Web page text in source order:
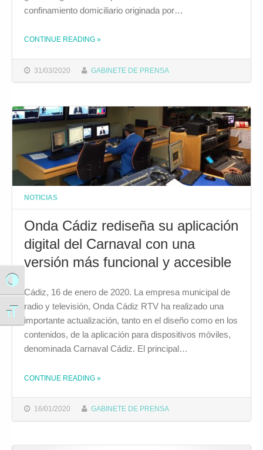
Alternar alto contraste
Alternar tamaño de letra
31/03/2020 GABINETE DE PRENSA
confinamiento domiciliario originada por…
CONTINUE READING THE "EL AYUNTAMIENTO LANZA UNA CAMPAÑA INFORMATIVA PARA RECORDAR QUE SIGUE ACTIVA LA ATENCIÓN A LA VIOLENCIA DE GÉNERO"
»
NOTICIAS
Onda Cádiz rediseña su aplicación
digital del Carnaval con una
versión más funcional y accesible
16/01/2020 GABINETE DE PRENSA
Cádiz, 16 de enero de 2020. La empresa municipal de
radio y televisión, Onda Cádiz RTV ha realizado una
importante actualización, tanto en el diseño como en los
contenidos, de la aplicación para dispositivos móviles,
denominada Carnaval Cádiz. El principal…
CONTINUE READING THE "ONDA CÁDIZ REDISEÑA SU APLICACIÓN DIGITAL DEL CARNAVAL CON UNA VERSIÓN MÁS FUNCIONAL Y ACCESIBLE"
»